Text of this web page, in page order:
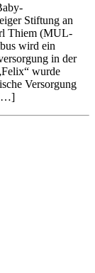
Stiftung an
Thiem (MUL-
wird ein
in der
wurde
Versorgung
[…]